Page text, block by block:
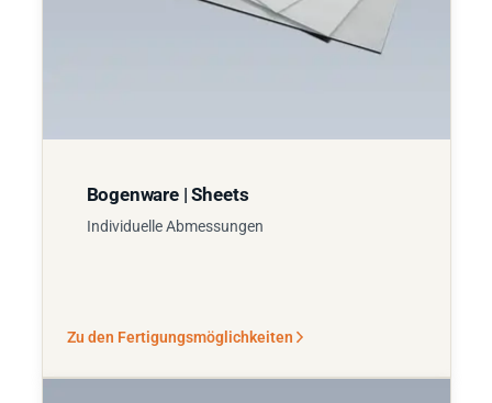
Bogenware | Sheets
Individuelle Abmessungen
Zu den Fertigungsmöglichkeiten